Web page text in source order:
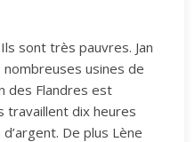
sont très pauvres. Jan
usines de
des Flandres est
travaillent dix heures
De plus Lène